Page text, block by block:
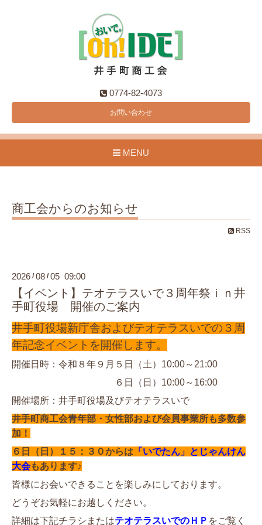
0774-82-4073
お問い合わせ
MENU
商工会からのお知らせ
RSS
2026 /08 /05 09:00
【イベント】テオテラスいで３周年祭ｉｎ井
手町役場 開催のご案内
井手町役場新庁舎およびテオテラスいでの３周
年記念イベントを開催します。
開催日時：令和８年９月５日（土）10:00～21:00
６日（日）10:00～16:00
開催場所：井手町役場及びテオテラスいで
井手町商工会青年部・女性部および会員事業所も多数参
加！
６日（日）１５：３０からは 「いでたん」とじゃんけん
大会もあります♪
皆様にお会いできることを楽しみにしております。
どうぞお気軽にお越しください。
詳細は下記チラシまたはテオテラスいでのＨＰ をご覧く